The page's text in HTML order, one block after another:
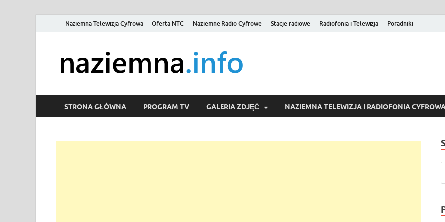
Naziemna Telewizja Cyfrowa Oferta NTC Naziemne Radio Cyfrowe Stacje radiowe Radiofonia i Telewizja Poradniki
Wideo online, VOD
STRONA GŁÓWNA PROGRAM TV GALERIA ZDJĘĆ NAZIEMNA TELEWIZJA I RADIOFONIA CYFROWA